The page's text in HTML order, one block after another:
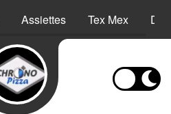
Assiettes Tex Mex